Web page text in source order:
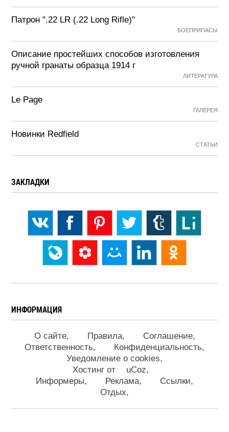
Патрон ".22 LR (.22 Long Rifle)"
БОЕПРИПАСЫ
Описание простейших способов изготовления
ручной гранаты образца 1914 г
ЛИТЕРАТУРА
Le Page
ГАЛЕРЕЯ
Новинки Redfield
СТАТЬИ
ЗАКЛАДКИ
ИНФОРМАЦИЯ
О сайте Правила
Соглашение
Ответственность
Конфиденциальность
Уведомление о cookies
Хостинг от
uCoz
Информеры
Реклама
Ссылки
Отдых